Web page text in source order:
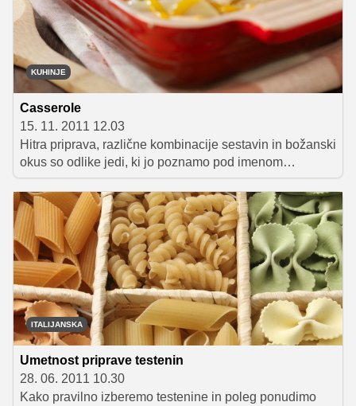
različnih zgodb. A ne glede na to, katera je prava,
dejstvo je, da se je segedin skozi stoletja zapisal med
legende in velja za zelo praktično jed, saj ga lahko
skuhamo v velikih količinah in ga večkrat pogrevamo.
KUHINJE
Casserole
15. 11. 2011 12.03
Hitra priprava, različne kombinacije sestavin in božanski
okus so odlike jedi, ki jo poznamo pod imenom
casserole.
ITALIJANSKA
Umetnost priprave testenin
28. 06. 2011 10.30
Kako pravilno izberemo testenine in poleg ponudimo